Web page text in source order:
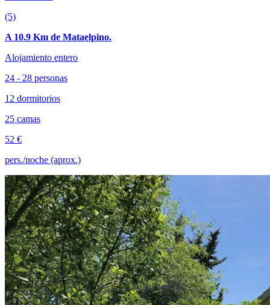
(5)
A 10.9 Km de Mataelpino.
Alojamiento entero
24 - 28 personas
12 dormitorios
25 camas
52 €
pers./noche (aprox.)